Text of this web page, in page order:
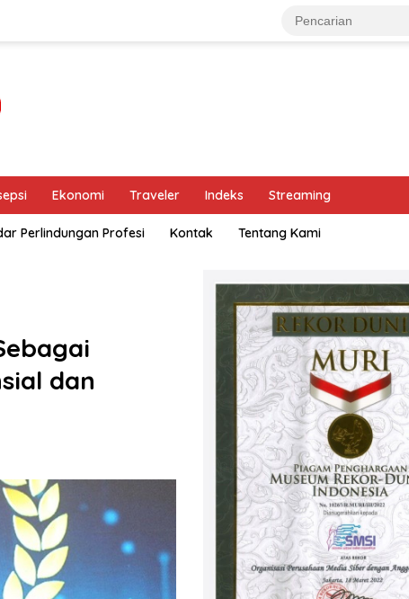
Ekonomi Traveler Indeks Streaming
Perlindungan Profesi Kontak Tentang Kami
dan